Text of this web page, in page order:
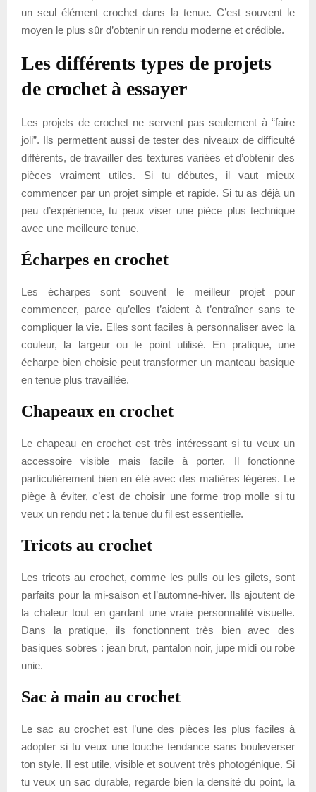
un seul élément crochet dans la tenue. C’est souvent le
moyen le plus sûr d’obtenir un rendu moderne et crédible.
Les différents types de projets
de crochet à essayer
Les projets de crochet ne servent pas seulement à “faire
joli”. Ils permettent aussi de tester des niveaux de difficulté
différents, de travailler des textures variées et d’obtenir des
pièces vraiment utiles. Si tu débutes, il vaut mieux
commencer par un projet simple et rapide. Si tu as déjà un
peu d’expérience, tu peux viser une pièce plus technique
avec une meilleure tenue.
Écharpes en crochet
Les écharpes sont souvent le meilleur projet pour
commencer, parce qu’elles t’aident à t’entraîner sans te
compliquer la vie. Elles sont faciles à personnaliser avec la
couleur, la largeur ou le point utilisé. En pratique, une
écharpe bien choisie peut transformer un manteau basique
en tenue plus travaillée.
Chapeaux en crochet
Le chapeau en crochet est très intéressant si tu veux un
accessoire visible mais facile à porter. Il fonctionne
particulièrement bien en été avec des matières légères. Le
piège à éviter, c’est de choisir une forme trop molle si tu
veux un rendu net : la tenue du fil est essentielle.
Tricots au crochet
Les tricots au crochet, comme les pulls ou les gilets, sont
parfaits pour la mi-saison et l’automne-hiver. Ils ajoutent de
la chaleur tout en gardant une vraie personnalité visuelle.
Dans la pratique, ils fonctionnent très bien avec des
basiques sobres : jean brut, pantalon noir, jupe midi ou robe
unie.
Sac à main au crochet
Le sac au crochet est l’une des pièces les plus faciles à
adopter si tu veux une touche tendance sans bouleverser
ton style. Il est utile, visible et souvent très photogénique. Si
tu veux un sac durable, regarde bien la densité du point, la